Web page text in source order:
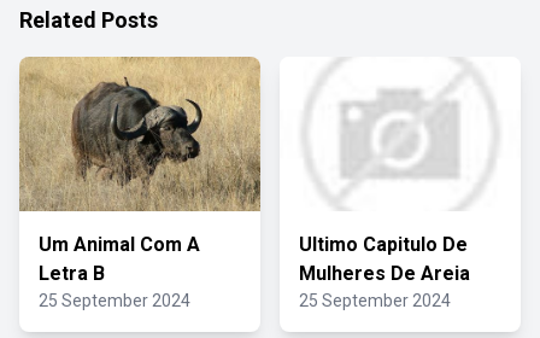
Related Posts
Um Animal Com A
Letra B
25 September 2024
Ultimo Capitulo De
Mulheres De Areia
25 September 2024